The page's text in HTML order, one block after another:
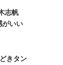
志帆
がいい
きタン